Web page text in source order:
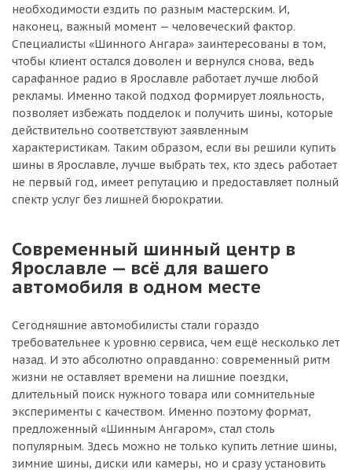
необходимости ездить по разным мастерским. И,
наконец, важный момент — человеческий фактор.
Специалисты «Шинного Ангара» заинтересованы в том,
чтобы клиент остался доволен и вернулся снова, ведь
сарафанное радио в Ярославле работает лучше любой
рекламы. Именно такой подход формирует лояльность,
позволяет избежать подделок и получить шины, которые
действительно соответствуют заявленным
характеристикам. Таким образом, если вы решили купить
шины в Ярославле, лучше выбрать тех, кто здесь работает
не первый год, имеет репутацию и предоставляет полный
спектр услуг без лишней бюрократии.
Современный шинный центр в
Ярославле — всё для вашего
автомобиля в одном месте
Сегодняшние автомобилисты стали гораздо
требовательнее к уровню сервиса, чем ещё несколько лет
назад. И это абсолютно оправданно: современный ритм
жизни не оставляет времени на лишние поездки,
длительный поиск нужного товара или сомнительные
эксперименты с качеством. Именно поэтому формат,
предложенный «Шинным Ангаром», стал столь
популярным. Здесь можно не только купить летние шины,
зимние шины, диски или камеры, но и сразу установить